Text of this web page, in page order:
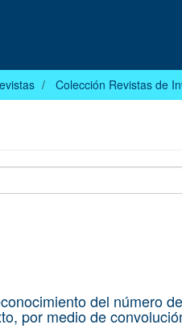
Colección Revistas de
del número
por medio de